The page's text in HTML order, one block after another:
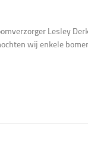
Lesley
wij enkele